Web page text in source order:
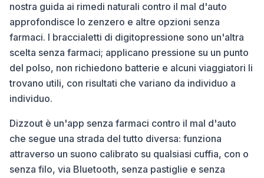
nostra guida ai rimedi naturali contro il mal d'auto
approfondisce lo zenzero e altre opzioni senza
farmaci. I braccialetti di digitopressione sono un'altra
scelta senza farmaci; applicano pressione su un punto
del polso, non richiedono batterie e alcuni viaggiatori li
trovano utili, con risultati che variano da individuo a
individuo.
Dizzout è un'app senza farmaci contro il mal d'auto
che segue una strada del tutto diversa: funziona
attraverso un suono calibrato su qualsiasi cuffia, con o
senza filo, via Bluetooth, senza pastiglie e senza